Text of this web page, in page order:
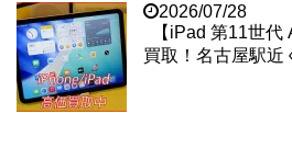
2026/07/28
【iPad 第11世
買取！名古屋駅近